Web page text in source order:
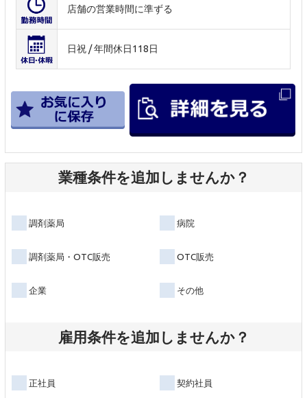
店舗の営業時間に準ずる
日祝 / 年間休日118日
業種条件を追加しませんか？
調剤薬局 病院
調剤薬局・OTC販売 OTC販売
企業 その他
雇用条件を追加しませんか？
正社員 契約社員